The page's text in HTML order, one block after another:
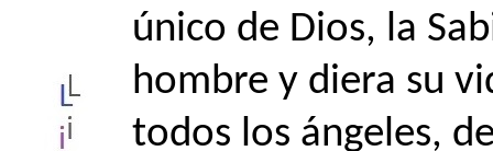
único de Dios, la
hombre y diera su
todos los ángeles,